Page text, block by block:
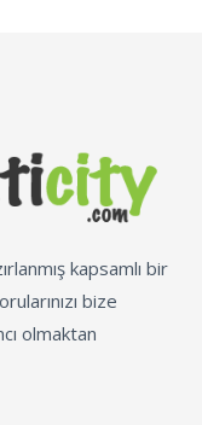
kapsamlı bir
bize
olmaktan